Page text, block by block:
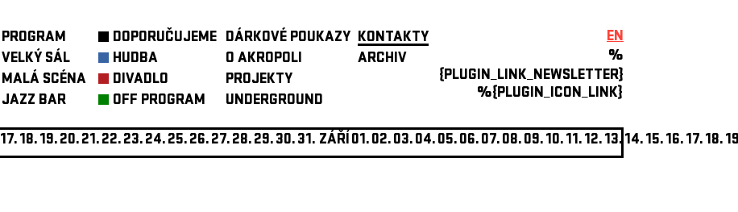
PROGRAM
VELKÝ SÁL
MALÁ SCÉNA
JAZZ BAR
DOPORUČUJEME
HUDBA
DIVADLO
OFF PROGRAM
DÁRKOVÉ POUKAZY
O AKROPOLI
PROJEKTY
UNDERGROUND
KONTAKTY
ARCHIV
EN
%
{PLUGIN_LINK_NEWSLETTER}
%{PLUGIN_ICON_LINK}
17.18.19.20.21.22.23.24.25.26.27.28.29.30.31. ZÁŘÍ01.02.03.04.05.06.07.08.09.10.11.12.13. 14.15.16.17.18.